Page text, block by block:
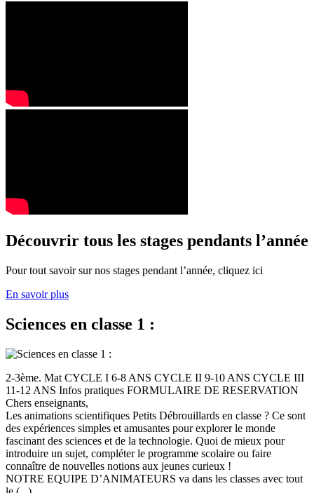
Découvrir tous les stages pendants l’année
Pour tout savoir sur nos stages pendant l’année, cliquez ici
En savoir plus
Sciences en classe 1 :
2-3ème. Mat CYCLE I 6-8 ANS CYCLE II 9-10 ANS CYCLE III
11-12 ANS Infos pratiques FORMULAIRE DE RESERVATION
Chers enseignants,
Les animations scientifiques Petits Débrouillards en classe ? Ce sont
des expériences simples et amusantes pour explorer le monde
fascinant des sciences et de la technologie. Quoi de mieux pour
introduire un sujet, compléter le programme scolaire ou faire
connaître de nouvelles notions aux jeunes curieux !
NOTRE EQUIPE D’ANIMATEURS va dans les classes avec tout